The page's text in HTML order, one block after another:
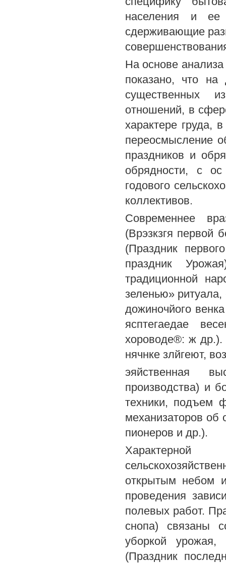
населения и ее
сдерживающие
На основе анализа
показано, что
существенных
отношений, в
характере груда,
переосмысление
праздников и
обрядности, с
годового
коллективов.
Современнее
(Врэзкзгя первой
(Праздник
праздник
традиционной
зеленью»
дожиночйого
ясптегаедае
хороводе®: ж др.).
нячнке злйгеют,
эяйственная
производства) и
техники, подъем
механизаторов об
пионеров и др.).
Характерной
открытым небом
проведения
полевых работ.
снопа) связаны
уборкой
(Праздник